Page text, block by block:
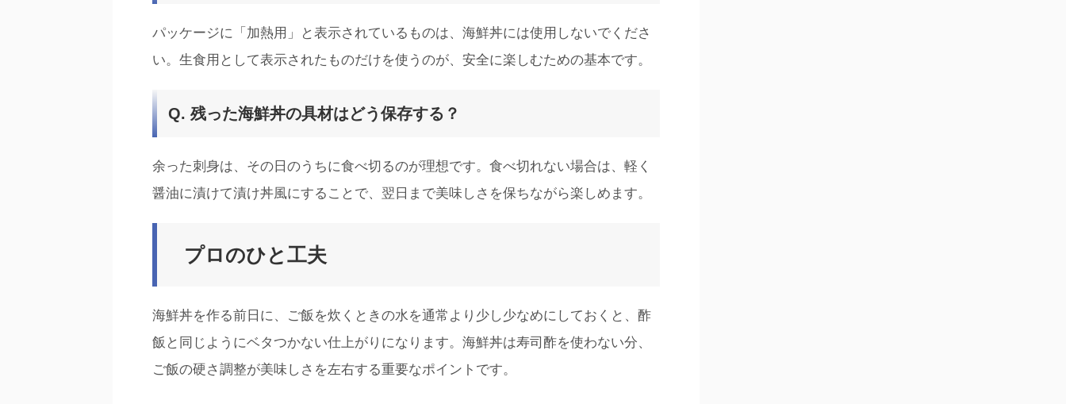
パッケージに「加熱用」と表示されているものは、海鮮丼には使用しないでくださ
い。生食用として表示されたものだけを使うのが、安全に楽しむための基本です。
Q. 残った海鮮丼の具材はどう保存する？
余った刺身は、その日のうちに食べ切るのが理想です。食べ切れない場合は、軽く
醤油に漬けて漬け丼風にすることで、翌日まで美味しさを保ちながら楽しめます。
プロのひと工夫
海鮮丼を作る前日に、ご飯を炊くときの水を通常より少し少なめにしておくと、酢
飯と同じようにベタつかない仕上がりになります。海鮮丼は寿司酢を使わない分、
ご飯の硬さ調整が美味しさを左右する重要なポイントです。